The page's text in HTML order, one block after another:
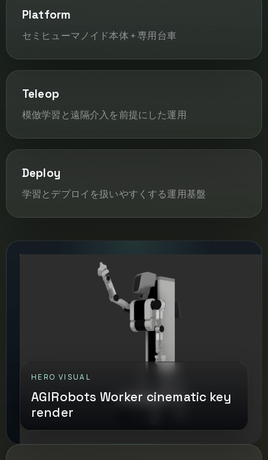
Platform
セミヒューマノイド本体 + 専用台車
Teleop
模倣学習と遠隔介入を前提にした運用
Deploy
学習とデプロイを扱いやすくする運用基盤
HERO VISUAL
AGIRobots Worker cinematic key
render